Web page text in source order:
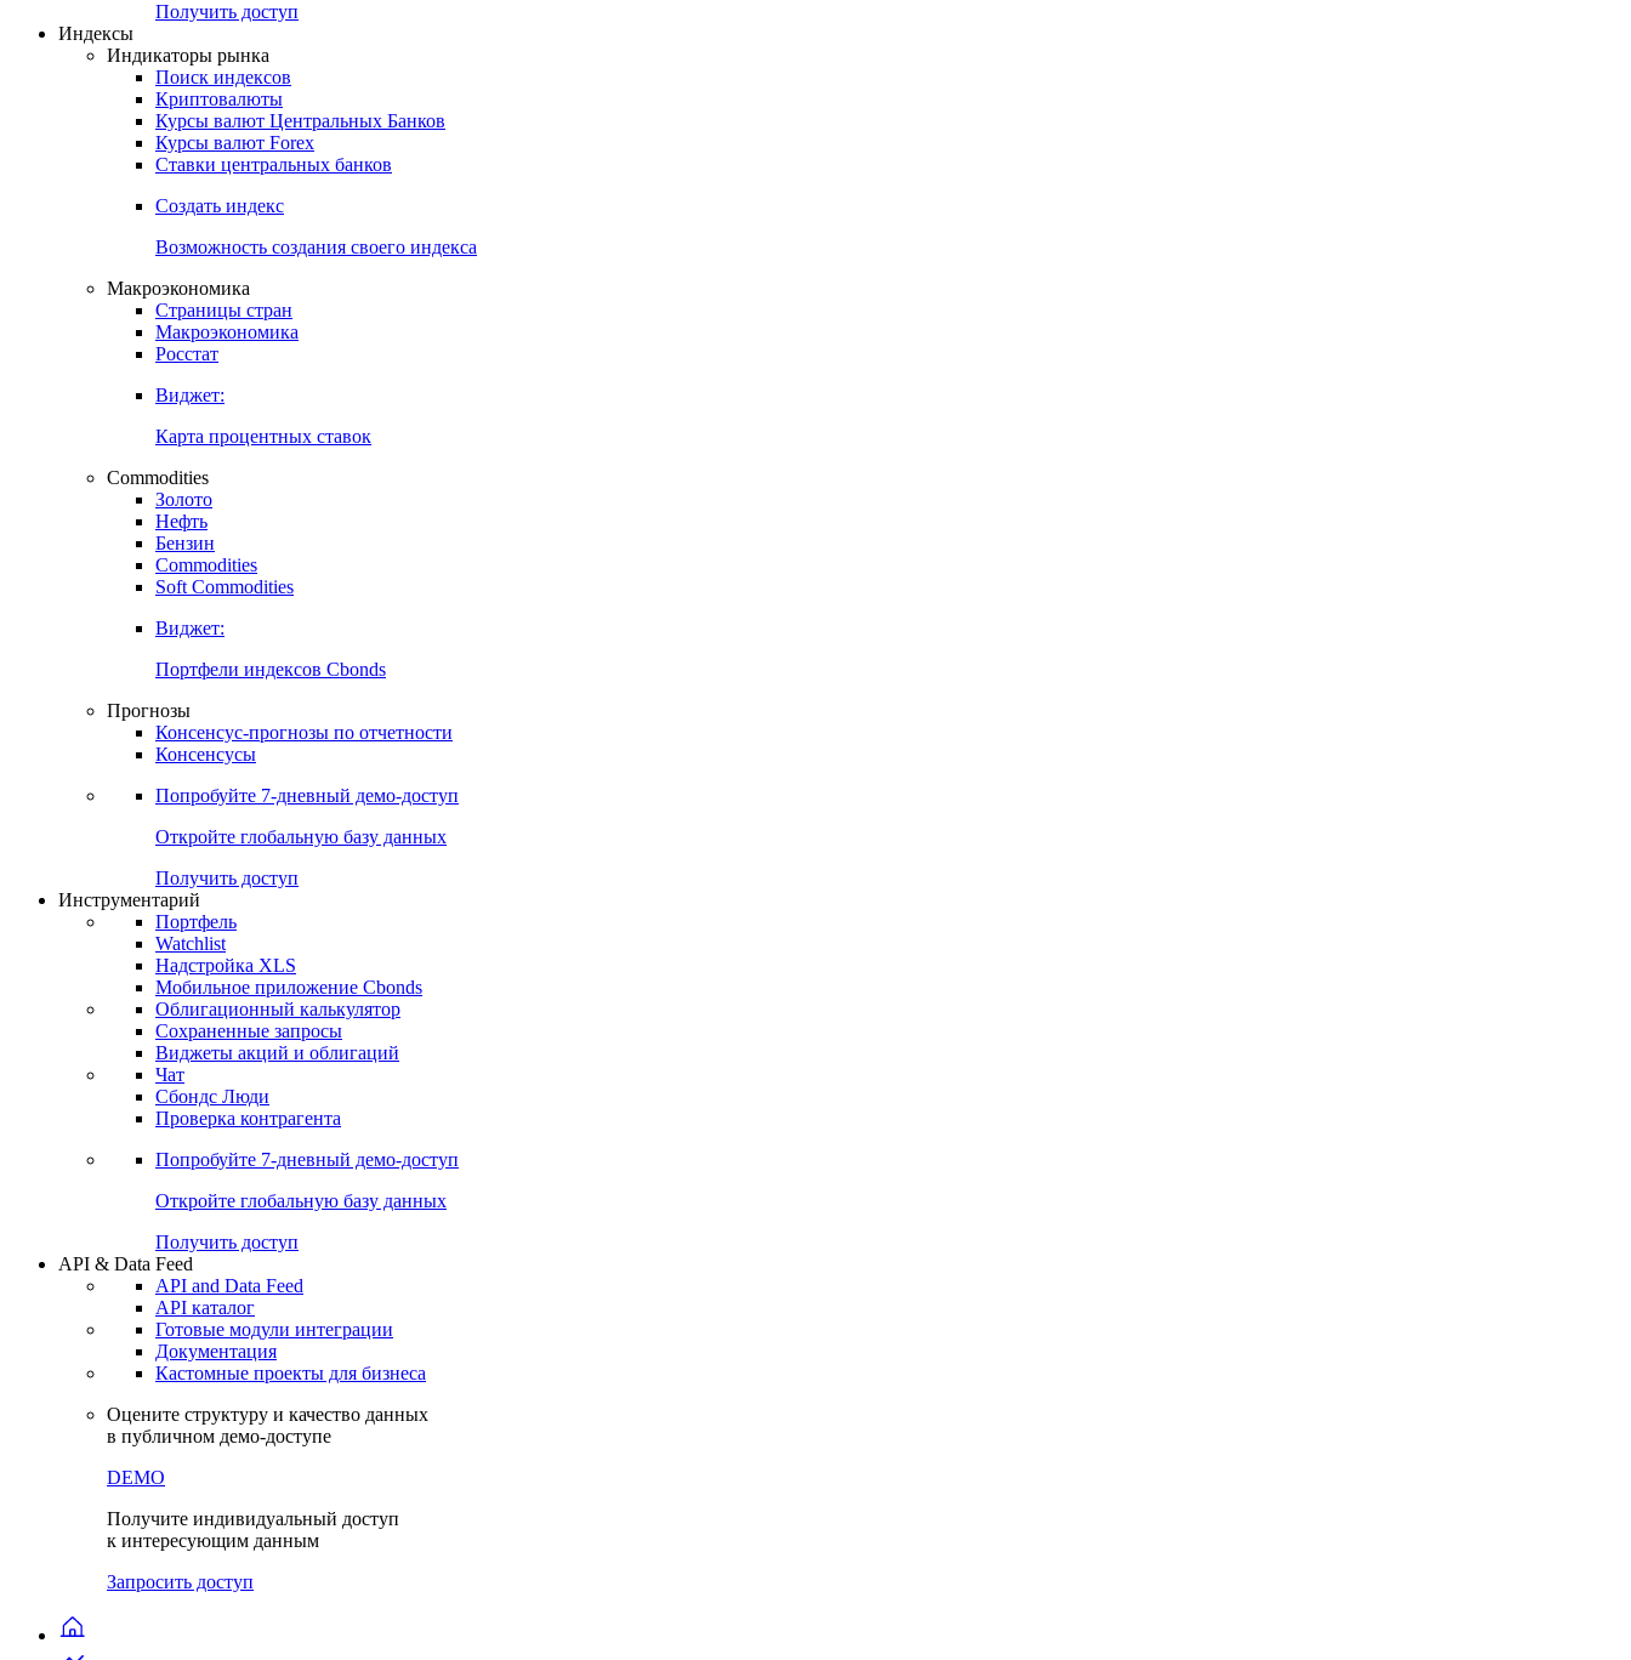
Получить доступ
Индексы
Индикаторы рынка
Поиск индексов
Криптовалюты
Курсы валют Центральных Банков
Курсы валют Forex
Ставки центральных банков
Создать индекс
Возможность создания своего индекса
Макроэкономика
Страницы стран
Макроэкономика
Росстат
Виджет:
Карта процентных ставок
Commodities
Золото
Нефть
Бензин
Commodities
Soft Commodities
Виджет:
Портфели индексов Cbonds
Прогнозы
Консенсус-прогнозы по отчетности
Консенсусы
Попробуйте 7-дневный демо-доступ
Откройте глобальную базу данных
Получить доступ
Инструментарий
Портфель
Watchlist
Надстройка XLS
Мобильное приложение Cbonds
Облигационный калькулятор
Сохраненные запросы
Виджеты акций и облигаций
Чат
Сбондс Люди
Проверка контрагента
Попробуйте 7-дневный демо-доступ
Откройте глобальную базу данных
Получить доступ
API & Data Feed
API and Data Feed
API каталог
Готовые модули интеграции
Документация
Кастомные проекты для бизнеса
Оцените структуру и качество данных
в публичном демо-доступе
DEMO
Получите индивидуальный доступ
к интересующим данным
Запросить доступ